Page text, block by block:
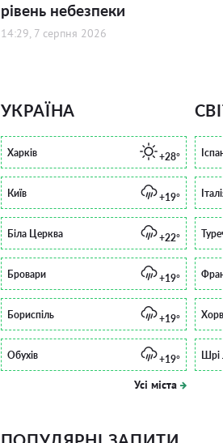
рівень небезпеки
14:29, 7 серпня 2026
УКРАЇНА
Харків +28°
Київ +19°
Біла Церква +22°
Бровари +19°
Бориспіль +19°
Обухів +19°
Усі міста
Шрі